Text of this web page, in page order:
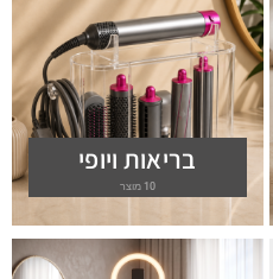
בריאות ויופי
10 מוצר